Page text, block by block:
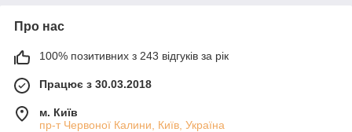
Про нас
100% позитивних з 243 відгуків за рік
Працює з 30.03.2018
м. Київ
пр-т Червоної Калини, Київ, Україна